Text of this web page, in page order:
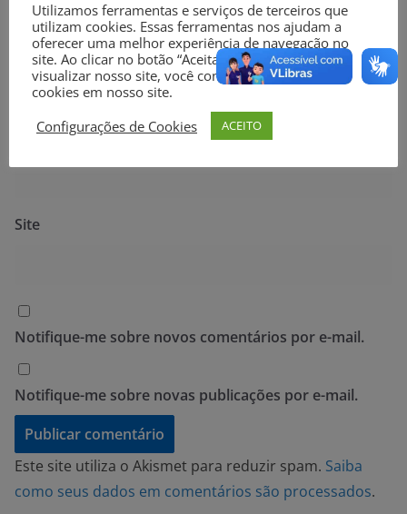
Nome*
E-mail*
Site
Notifique-me sobre novos comentários por e-mail.
Notifique-me sobre novas publicações por e-mail.
Este site utiliza o Akismet para reduzir spam. Saiba
como seus dados em comentários são processados.
Utilizamos ferramentas e serviços de terceiros que
utilizam cookies. Essas ferramentas nos ajudam a
oferecer uma melhor experiência de navegação no
site. Ao clicar no botão “Aceitar” ou continuar a
visualizar nosso site, você concorda com o uso de
cookies em nosso site.
Configurações de Cookies
ACEITO